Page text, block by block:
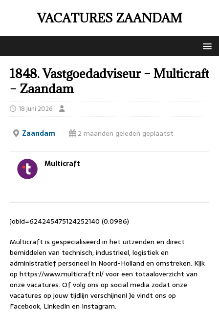
VACATURES ZAANDAM
1848. Vastgoedadviseur – Multicraft
– Zaandam
18 juni 2026
Zaandam 2 maanden geleden geplaatst
Multicraft
Jobid=624245475124252140 (0.0986)
Multicraft is gespecialiseerd in het uitzenden en direct
bemiddelen van technisch, industrieel, logistiek en
administratief personeel in Noord-Holland en omstreken. Kijk
op https://www.multicraft.nl/ voor een totaaloverzicht van
onze vacatures. Of volg ons op social media zodat onze
vacatures op jouw tijdlijn verschijnen! Je vindt ons op
Facebook, LinkedIn en Instagram.